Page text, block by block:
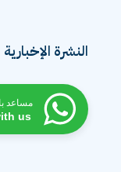
النشرة الإخبارية
مساعد
us